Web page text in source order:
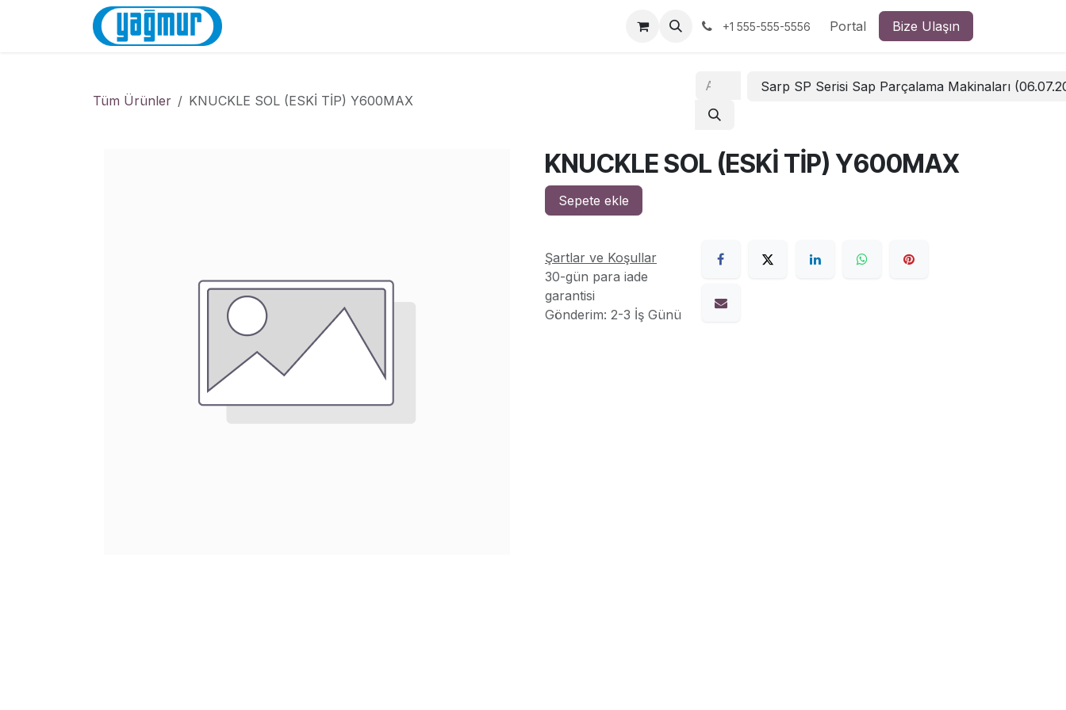
+1 555-555-5556 Portal Bize Ulaşın
Tüm Ürünler KNUCKLE SOL (ESKİ TİP) Y600MAX
Sarp SP Serisi Sap Parçalama Makinaları
KNUCKLE SOL (ESKİ TİP) Y600MAX
Sepete ekle
Şartlar ve Koşullar
30-gün para iade
garantisi
Gönderim: 2-3 İş Günü